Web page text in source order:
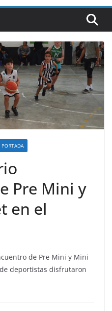
PORTADA
Pre Mini y
en el
de Pre Mini y Mini
deportistas disfrutaron